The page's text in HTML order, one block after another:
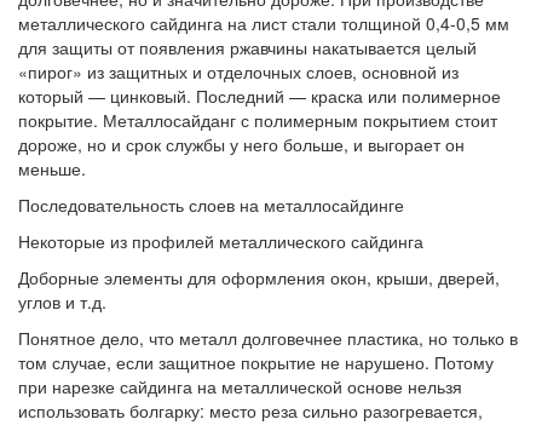
металлического сайдинга на лист стали толщиной 0,4-0,5 мм
для защиты от появления ржавчины накатывается целый
«пирог» из защитных и отделочных слоев, основной из
который — цинковый. Последний — краска или полимерное
покрытие. Металлосайданг с полимерным покрытием стоит
дороже, но и срок службы у него больше, и выгорает он
меньше.
Последовательность слоев на металлосайдинге
Некоторые из профилей металлического сайдинга
Доборные элементы для оформления окон, крыши, дверей,
углов и т.д.
Понятное дело, что металл долговечнее пластика, но только в
том случае, если защитное покрытие не нарушено. Потому
при нарезке сайдинга на металлической основе нельзя
использовать болгарку: место реза сильно разогревается,